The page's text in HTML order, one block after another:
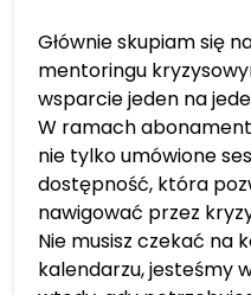
Głównie skupiam się
mentoringu
wsparcie jeden na
W ramach
nie tylko umówione
dostępność, która
nawigować przez
Nie musisz czekać na
kalendarzu, jesteśmy